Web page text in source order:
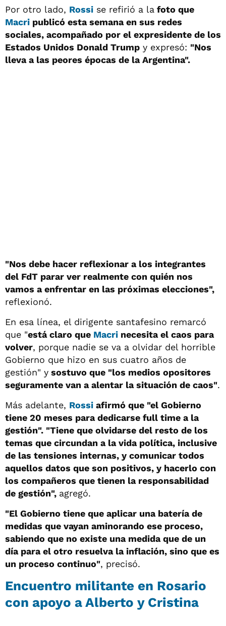
Por otro lado, Rossi se refirió a la foto que
Macri publicó esta semana en sus redes
sociales, acompañado por el expresidente de los
Estados Unidos Donald Trump y expresó: "Nos
lleva a las peores épocas de la Argentina".
"Nos debe hacer reflexionar a los integrantes
del FdT parar ver realmente con quién nos
vamos a enfrentar en las próximas elecciones",
reflexionó.
En esa línea, el dirigente santafesino remarcó
que "está claro que Macri necesita el caos para
volver, porque nadie se va a olvidar del horrible
Gobierno que hizo en sus cuatro años de
gestión" y sostuvo que "los medios opositores
seguramente van a alentar la situación de caos".
Más adelante, Rossi afirmó que "el Gobierno
tiene 20 meses para dedicarse full time a la
gestión". "Tiene que olvidarse del resto de los
temas que circundan a la vida política, inclusive
de las tensiones internas, y comunicar todos
aquellos datos que son positivos, y hacerlo con
los compañeros que tienen la responsabilidad
de gestión", agregó.
"El Gobierno tiene que aplicar una batería de
medidas que vayan aminorando ese proceso,
sabiendo que no existe una medida que de un
día para el otro resuelva la inflación, sino que es
un proceso continuo", precisó.
Encuentro militante en Rosario
con apoyo a Alberto y Cristina